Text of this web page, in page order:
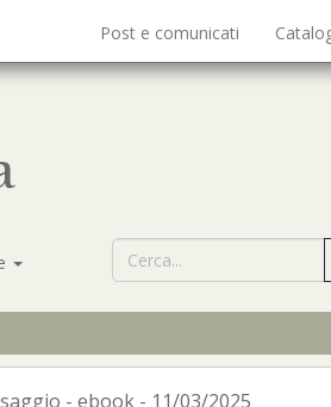
Post e comunicati
- ebook- 11/03/2025